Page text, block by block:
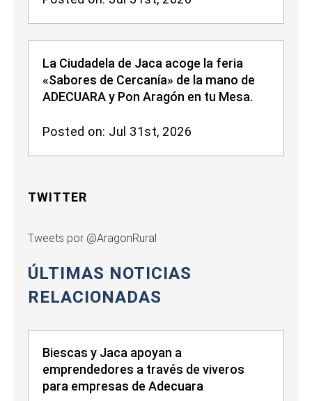
La Ciudadela de Jaca acoge la feria
«Sabores de Cercanía» de la mano de
ADECUARA y Pon Aragón en tu Mesa.
Posted on: Jul 31st, 2026
TWITTER
Tweets por @AragonRural
ÚLTIMAS NOTICIAS
RELACIONADAS
Biescas y Jaca apoyan a
emprendedores a través de viveros
para empresas de Adecuara